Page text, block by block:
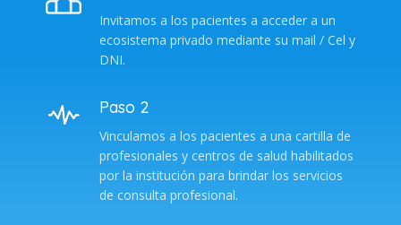
Invitamos a los pacientes a acceder a un
ecosistema privado mediante su mail / Cel y
DNI.
Paso 2
Vinculamos a los pacientes a una cartilla de
profesionales y centros de salud habilitados
por la institución para brindar los servicios
de consulta profesional.